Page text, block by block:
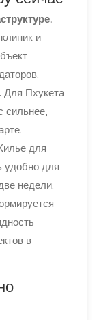
и
Для Пхукета
сильнее,
для
удобно для
недели.
в